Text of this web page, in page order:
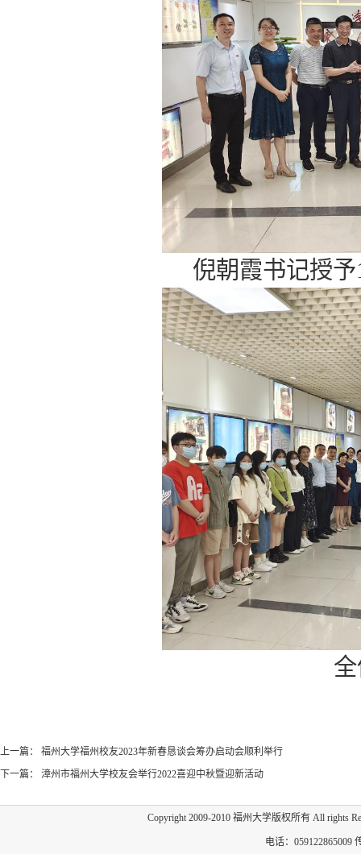
倪朝霞书记授
上一篇：
福州大学福州校友2023年新春恳谈会筹办启动会顺利举行
下一篇：
漳州市福州大学校友会举行2022喜迎中秋暨迎新活动
Copyright 2009-2010 福州大学版权所有 All rights
电话：059122865009